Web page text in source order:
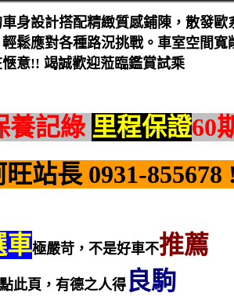
身設計搭配精緻質感鋪陳，散發
鬆應對各種路況挑戰。車室空間
意!! 竭誠歡迎蒞臨鑑賞試乘
養記綠 里程保證60
站長 0931-855678
車極嚴苛，不是好車不推薦
此頁，有德之人得 良駒